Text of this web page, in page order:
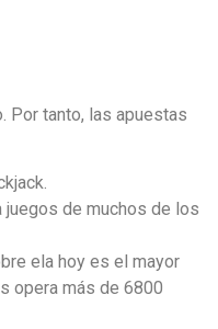
Por tanto, las apuestas
de muchos de los
ela hoy es el mayor
opera más de 6800